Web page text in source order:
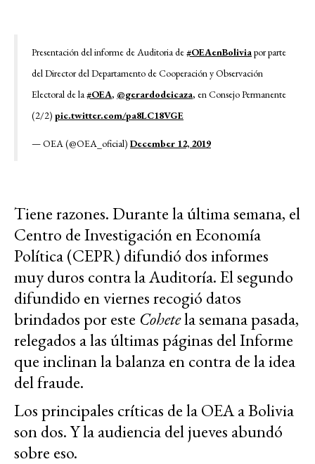
Presentación del informe de Auditoria de#OEAenBoliviapor parte
del Director del Departamento de Cooperación y Observación
Electoral de la#OEA, @gerardodeicaza, en Consejo Permanente
(2/2) pic.twitter.com/pa8LC18VGE
— OEA (@OEA_oficial) December 12, 2019
Tiene razones. Durante la última semana, el
Centro de Investigación en Economía
Política (CEPR) difundió dos informes
muy duros contra la Auditoría. El segundo
difundido en viernes recogió datos
brindados por este Cohetela semana pasada,
relegados a las últimas páginas del Informe
que inclinan la balanza en contra de la idea
del fraude.
Los principales críticas de la OEA a Bolivia
son dos. Y la audiencia del jueves abundó
sobre eso.